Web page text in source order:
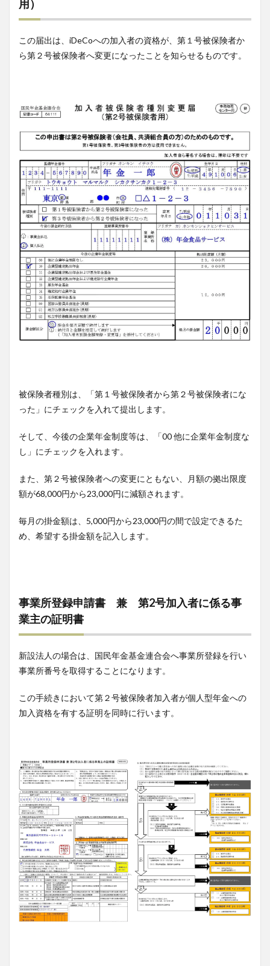
用）
この届出は、iDeCoへの加入者の資格が、第１号被保険者か
ら第２号被保険者へ変更になったことを知らせるものです。
被保険者種別は、「第１号被保険者から第２号被保険者にな
った」にチェックを入れて提出します。
そして、今後の企業年金制度等は、「00 他に企業年金制度な
し」にチェックを入れます。
また、第２号被保険者への変更にともない、月額の拠出限度
額が68,000円から23,000円に減額されます。
毎月の掛金額は、5,000円から23,000円の間で設定できるた
め、希望する掛金額を記入します。
事業所登録申請書 兼 第2号加入者に係る事
業主の証明書
新設法人の場合は、国民年金基金連合会へ事業所登録を行い
事業所番号を取得することになります。
この手続きにおいて第２号被保険者加入者が個人型年金への
加入資格を有する証明を同時に行います。